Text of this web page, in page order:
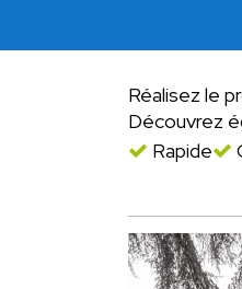
Réalisez le
Découvrez
Rapide